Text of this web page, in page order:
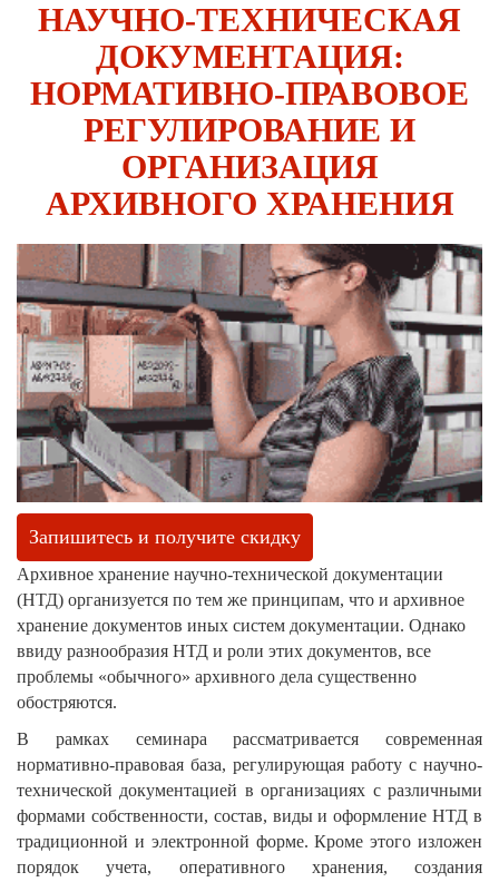
НАУЧНО-ТЕХНИЧЕСКАЯ
ДОКУМЕНТАЦИЯ:
НОРМАТИВНО-ПРАВОВОЕ
РЕГУЛИРОВАНИЕ И
ОРГАНИЗАЦИЯ
АРХИВНОГО ХРАНЕНИЯ
Запишитесь и получите скидку
Архивное хранение научно-технической документации
(НТД) организуется по тем же принципам, что и архивное
хранение документов иных систем документации. Однако
ввиду разнообразия НТД и роли этих документов, все
проблемы «обычного» архивного дела существенно
обостряются.
В рамках семинара рассматривается современная
нормативно-правовая база, регулирующая работу с научно-
технической документацией в организациях с различными
формами собственности, состав, виды и оформление НТД в
традиционной и электронной форме. Кроме этого изложен
порядок учета, оперативного хранения, создания